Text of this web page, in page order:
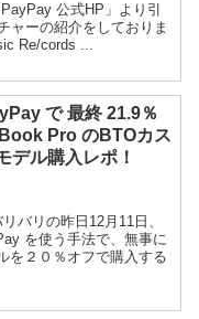
公式HP」より引
ャーの紹介をしておりま
Re/cords ...
で 最終 21.9％
Pro のBTOカス
デル購入レポ！
バリの昨日12月11日、
を使う手法で、無事に
を２０％オフで購入する